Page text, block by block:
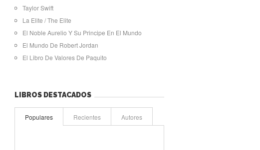
Taylor Swift
La Elite / The Elite
El Noble Aurelio Y Su Principe En El Mundo
El Mundo De Robert Jordan
El Libro De Valores De Paquito
LIBROS DESTACADOS
Populares Recientes Autores